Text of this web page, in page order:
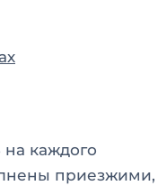
на каждого
приезжими,